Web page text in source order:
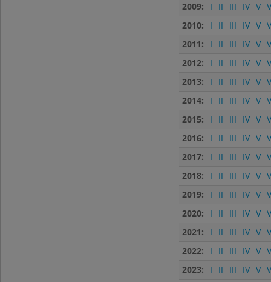
2009:
I II III IV V
2010:
I II III IV V
2011:
I II III IV V
2012:
I II III IV V
2013:
I II III IV V
2014:
I II III IV V
2015:
I II III IV V
2016:
I II III IV V
2017:
I II III IV V
2018:
I II III IV V
2019:
I II III IV V
2020:
I II III IV V
2021:
I II III IV V
2022:
I II III IV V
2023:
I II III IV V